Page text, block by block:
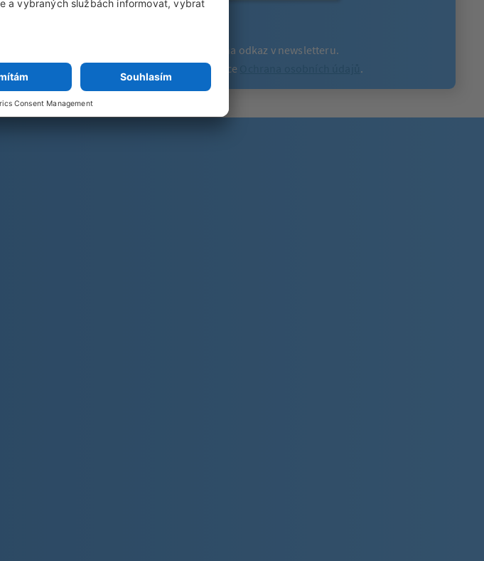
Odhlásit odběr můžete kdykoliv kliknutím na odkaz v newsletteru.
Jak nakládáme s vašimi daty se dočtete na stránce
.